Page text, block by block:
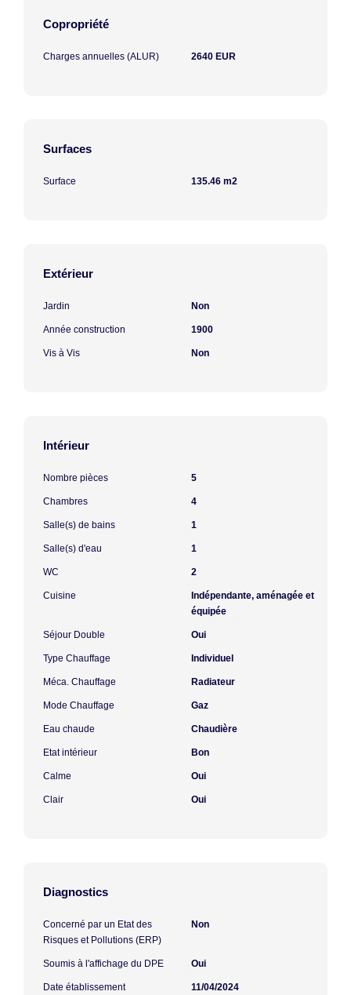
Copropriété
Charges annuelles (ALUR) 2640 EUR
Surfaces
Surface 135.46 m2
Extérieur
Jardin Non
Année construction 1900
Vis à Vis Non
Intérieur
Nombre pièces 5
Chambres 4
Salle(s) de bains 1
Salle(s) d'eau 1
WC 2
Cuisine
Indépendante, aménagée et
équipée
Séjour Double Oui
Type Chauffage Individuel
Méca. Chauffage Radiateur
Mode Chauffage Gaz
Eau chaude Chaudière
Etat intérieur Bon
Calme Oui
Clair Oui
Diagnostics
Concerné par un Etat des
Risques et Pollutions (ERP)
Non
Soumis à l'affichage du DPE Oui
Date établissement
11/04/2024